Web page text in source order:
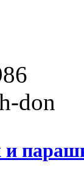
don
и